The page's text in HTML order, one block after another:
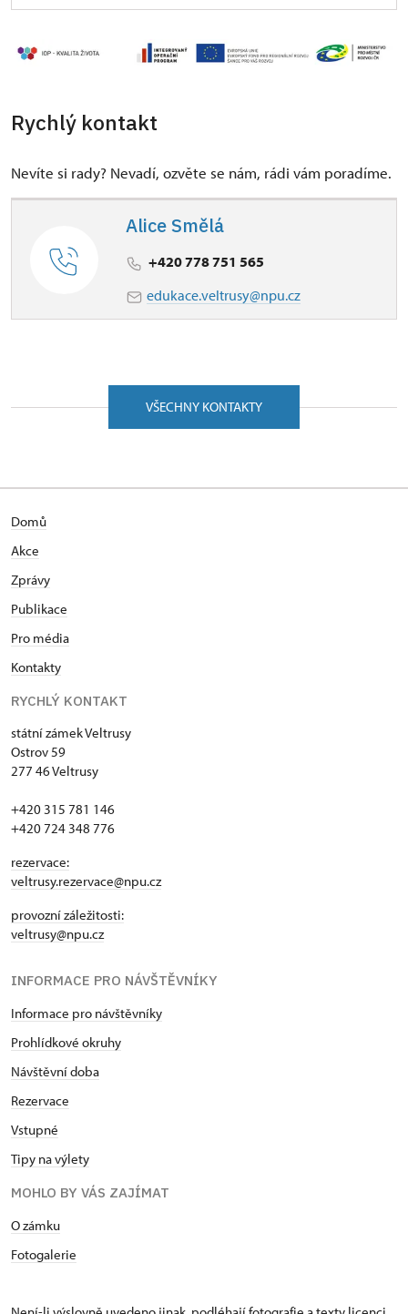
Rychlý kontakt
Nevíte si rady? Nevadí, ozvěte se nám, rádi vám poradíme.
Alice Smělá
+420 778 751 565
edukace.veltrusy@npu.cz
VŠECHNY KONTAKTY
Domů
Akce
Zprávy
Publikace
Pro média
Kontakty
RYCHLÝ KONTAKT
státní zámek Veltrusy
Ostrov 59
277 46 Veltrusy
+420 315 781 146
+420 724 348 776
rezervace:
veltrusy.rezervace@npu.cz
provozní záležitosti:
veltrusy@npu.cz
INFORMACE PRO NÁVŠTĚVNÍKY
Informace pro návštěvníky
Prohlídkové okruhy
Návštěvní doba
Rezervace
Vstupné
Tipy na výlety
MOHLO BY VÁS ZAJÍMAT
O zámku
Fotogalerie